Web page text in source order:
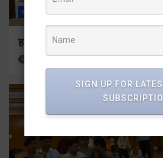
राज्य ALL देहरादून
हर घर तिरंगा अभियान को जन-जन तक
SIGN UP FOR